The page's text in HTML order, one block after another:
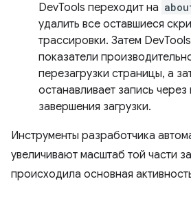
DevTools переходит на
удалить все оставшиеся
трассировки. Затем
показатели
перезагрузки страницы, а
останавливает запись
завершения загрузки.
Инструменты разработчика
увеличивают масштаб той части
происходила основная